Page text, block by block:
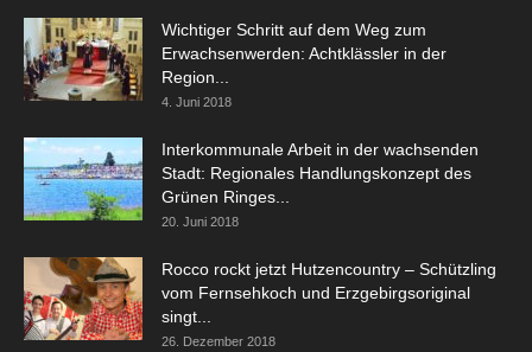
Wichtiger Schritt auf dem Weg zum
Erwachsenwerden: Achtklässler in der
Region...
4. Juni 2018
Interkommunale Arbeit in der wachsenden
Stadt: Regionales Handlungskonzept des
Grünen Ringes...
20. Juni 2018
Rocco rockt jetzt Hutzencountry – Schützling
vom Fernsehkoch und Erzgebirgsoriginal
singt...
26. Dezember 2018